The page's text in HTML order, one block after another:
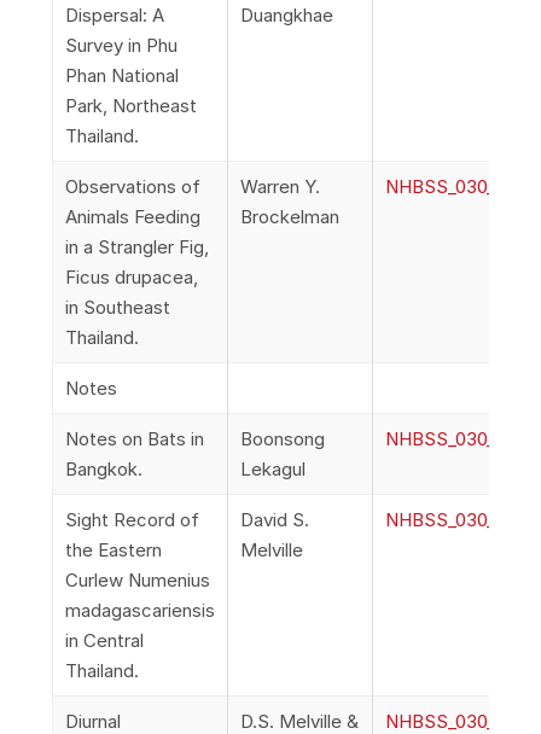
Dispersal: A
Survey in Phu
Phan National
Park, Northeast
Thailand.
Duangkhae
Observations of
Animals Feeding
in a Strangler Fig,
Ficus drupacea,
in Southeast
Thailand.
Warren Y.
Brockelman
Notes
Notes on Bats in
Bangkok.
Boonsong
Lekagul
Sight Record of
the Eastern
Curlew Numenius
madagascariensis
in Central
Thailand.
David S.
Melville
Diurnal
D.S. Melville &